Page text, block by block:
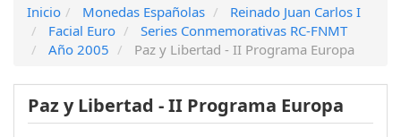
Inicio Monedas Españolas
Reinado Juan Carlos I
Facial Euro
Series Conmemorativas RC-FNMT
Año 2005
Paz y Libertad - II Programa Europa
Paz y Libertad - II Programa Europa